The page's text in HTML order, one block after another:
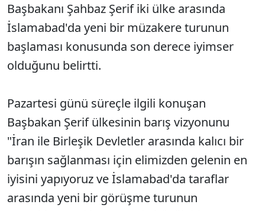
Başbakanı Şahbaz Şerif iki ülke arasında
İslamabad'da yeni bir müzakere turunun
başlaması konusunda son derece iyimser
olduğunu belirtti.
Pazartesi günü süreçle ilgili konuşan
Başbakan Şerif ülkesinin barış vizyonunu
"İran ile Birleşik Devletler arasında kalıcı bir
barışın sağlanması için elimizden gelenin en
iyisini yapıyoruz ve İslamabad'da taraflar
arasında yeni bir görüşme turunun